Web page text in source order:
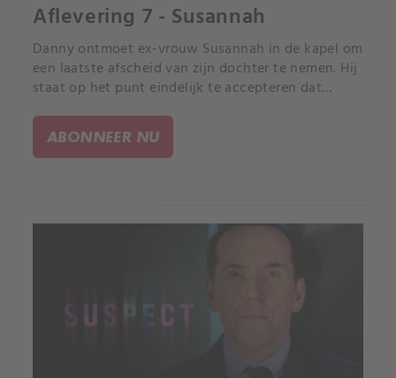
Aflevering 7 - Susannah
Danny ontmoet ex-vrouw Susannah in de kapel om
een laatste afscheid van zijn dochter te nemen. Hij
staat op het punt eindelijk te accepteren dat
dat alles verandert.
ABONNEER NU